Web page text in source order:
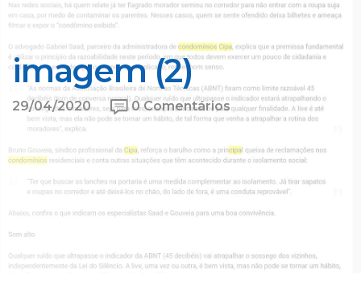
imagem (2)
29/04/2020 0 Comentários